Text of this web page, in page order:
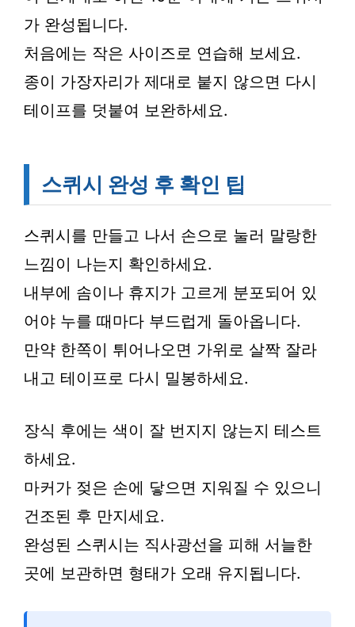
가 완성됩니다.
처음에는 작은 사이즈로 연습해 보세요.
종이 가장자리가 제대로 붙지 않으면 다시
테이프를 덧붙여 보완하세요.
스퀴시 완성 후 확인 팁
스퀴시를 만들고 나서 손으로 눌러 말랑한
느낌이 나는지 확인하세요.
내부에 솜이나 휴지가 고르게 분포되어 있
어야 누를 때마다 부드럽게 돌아옵니다.
만약 한쪽이 튀어나오면 가위로 살짝 잘라
내고 테이프로 다시 밀봉하세요.
장식 후에는 색이 잘 번지지 않는지 테스트
하세요.
마커가 젖은 손에 닿으면 지워질 수 있으니
건조된 후 만지세요.
완성된 스퀴시는 직사광선을 피해 서늘한
곳에 보관하면 형태가 오래 유지됩니다.